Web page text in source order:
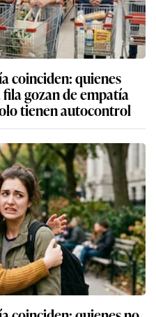
coinciden: quienes
gozan de empatía
tienen autocontrol